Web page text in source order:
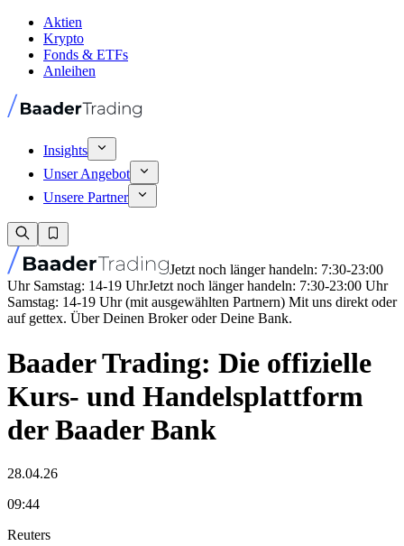
Aktien
Krypto
Fonds & ETFs
Anleihen
Insights
Unser Angebot
Unsere Partner
Jetzt noch länger handeln: 7:30-23:00
Uhr Samstag: 14-19 UhrJetzt noch länger handeln: 7:30-23:00 Uhr
Samstag: 14-19 Uhr (mit ausgewählten Partnern) Mit uns direkt oder
auf gettex. Über Deinen Broker oder Deine Bank.
Baader Trading: Die offizielle
Kurs- und Handelsplattform
der Baader Bank
28.04.26
09:44
Reuters